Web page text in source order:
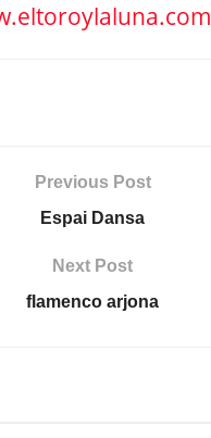
Previous Post
Espai Dansa
Next Post
flamenco arjona